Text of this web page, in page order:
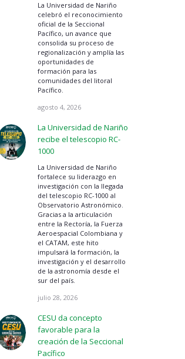
La Universidad de Nariño
celebró el reconocimiento
oficial de la Seccional
Pacífico, un avance que
consolida su proceso de
regionalización y amplía las
oportunidades de
formación para las
comunidades del litoral
Pacífico.
agosto 4, 2026
La Universidad de Nariño
recibe el telescopio RC-
1000
La Universidad de Nariño
fortalece su liderazgo en
investigación con la llegada
del telescopio RC-1000 al
Observatorio Astronómico.
Gracias a la articulación
entre la Rectoría, la Fuerza
Aeroespacial Colombiana y
el CATAM, este hito
impulsará la formación, la
investigación y el desarrollo
de la astronomía desde el
sur del país.
julio 28, 2026
CESU da concepto
favorable para la
creación de la Seccional
Pacífico